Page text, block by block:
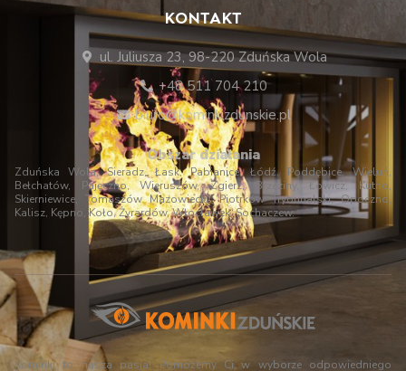
KONTAKT
ul. Juliusza 23, 98-220 Zduńska Wola
+48 511 704 210
biuro@kominkizdunskie.pl
Obszar działania
Zduńska Wola, Sieradz, Łask, Pabianice, Łódź, Poddębice, Wieluń,
Bełchatów, Pajęczno, Wieruszów, Zgierz, Brzeziny, Łowicz, Kutno,
Skierniewice, Tomaszów Mazowiecki, Piotrków Trybunalski, Opoczno,
Kalisz, Kępno, Koło, Żyrardów, Włocławek, Sochaczew.
Kominki to nasza pasja! Pomożemy Ci w wyborze odpowiedniego